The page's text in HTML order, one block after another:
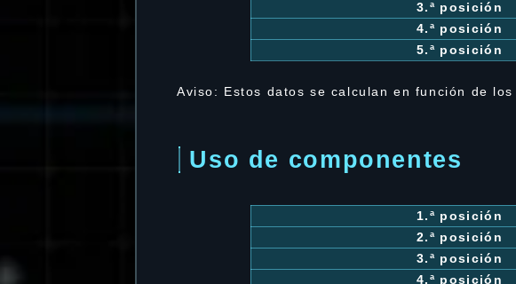
3.ª posición
4.ª posición
5.ª posición
Aviso: Estos datos se calculan en función de
Uso de componentes
1.ª posición
2.ª posición
3.ª posición
4.ª posición